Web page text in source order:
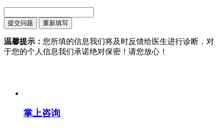
温馨提示： 您所填的信息我们将及时反馈给医生进行诊断，对
于您的个人信息我们承诺绝对保密！请您放心！
掌上咨询